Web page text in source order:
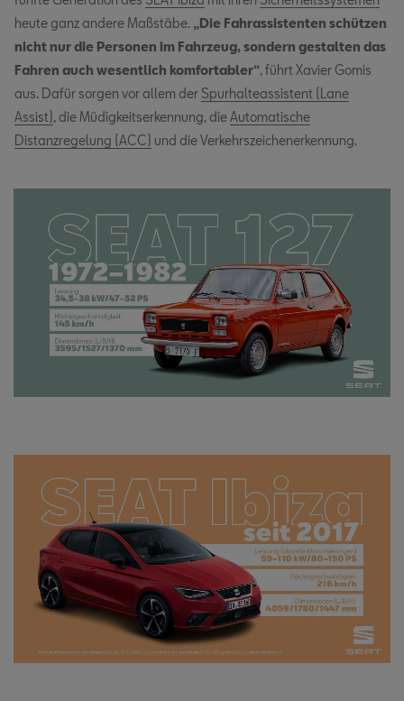
heute ganz andere Maßstäbe. „Die Fahrassistenten schützen
nicht nur die Personen im Fahrzeug, sondern gestalten das
Fahren auch wesentlich komfortabler“, führt Xavier Gomis
aus. Dafür sorgen vor allem der Spurhalteassistent (Lane
Assist) , die Müdigkeitserkennung, dieAutomatische
Distanzregelung (ACC) und die Verkehrszeichenerkennung.